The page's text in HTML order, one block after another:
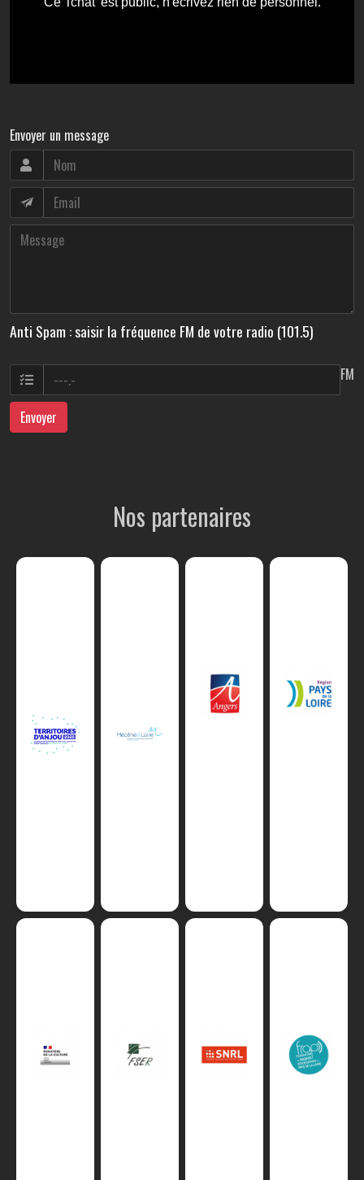
Envoyer un message
Anti Spam : saisir la fréquence FM de votre radio (101.5)
FM
Envoyer
Nos partenaires